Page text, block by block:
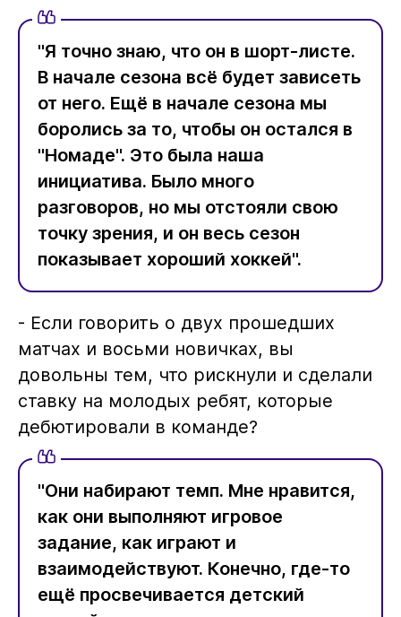
"Я точно знаю, что он в шорт-листе.
В начале сезона всё будет зависеть
от него. Ещё в начале сезона мы
боролись за то, чтобы он остался в
"Номаде". Это была наша
инициатива. Было много
разговоров, но мы отстояли свою
точку зрения, и он весь сезон
показывает хороший хоккей".
- Если говорить о двух прошедших
матчах и восьми новичках, вы
довольны тем, что рискнули и сделали
ставку на молодых ребят, которые
дебютировали в команде?
"Они набирают темп. Мне нравится,
как они выполняют игровое
задание, как играют и
взаимодействуют. Конечно, где-то
ещё просвечивается детский